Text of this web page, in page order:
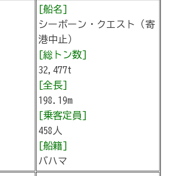
[船名]
シーボーン・クエスト（寄
港中止）
[総トン数]
32,477t
[全長]
198.19m
[乗客定員]
458人
[船籍]
バハマ